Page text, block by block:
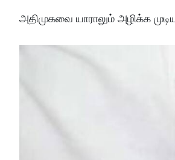
அதிமுகவை யாராலும் அழிக்க